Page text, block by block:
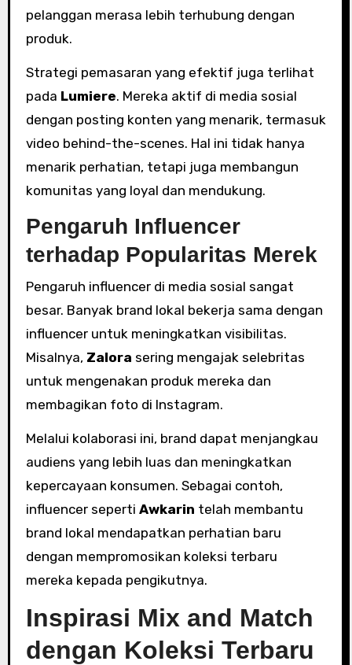
pelanggan merasa lebih terhubung dengan
produk.
Strategi pemasaran yang efektif juga terlihat
pada Lumiere. Mereka aktif di media sosial
dengan posting konten yang menarik, termasuk
video behind-the-scenes. Hal ini tidak hanya
menarik perhatian, tetapi juga membangun
komunitas yang loyal dan mendukung.
Pengaruh Influencer
terhadap Popularitas Merek
Pengaruh influencer di media sosial sangat
besar. Banyak brand lokal bekerja sama dengan
influencer untuk meningkatkan visibilitas.
Misalnya, Zalora sering mengajak selebritas
untuk mengenakan produk mereka dan
membagikan foto di Instagram.
Melalui kolaborasi ini, brand dapat menjangkau
audiens yang lebih luas dan meningkatkan
kepercayaan konsumen. Sebagai contoh,
influencer seperti Awkarin telah membantu
brand lokal mendapatkan perhatian baru
dengan mempromosikan koleksi terbaru
mereka kepada pengikutnya.
Inspirasi Mix and Match
dengan Koleksi Terbaru